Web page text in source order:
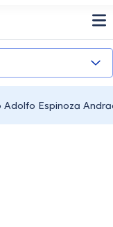
Adolfo Espinoza